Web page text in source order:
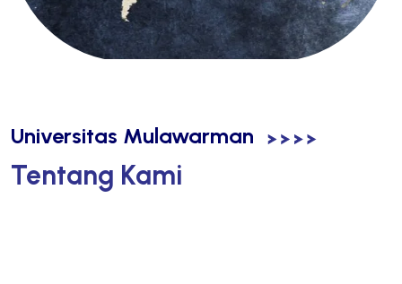
Universitas Mulawarman
Tentang Kami